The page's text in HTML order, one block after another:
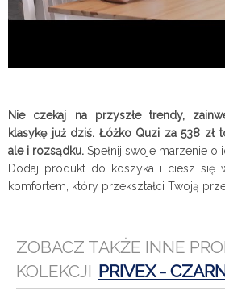
Nie czekaj na przyszłe trendy,
klasykę już dziś. Łóżko Quzi za 538 zł
ale i rozsądku. Spełnij swoje marzenie o
Dodaj produkt do koszyka i ciesz się
komfortem, który przekształci Twoją
ZOBACZ TAKŻE INNE
KOLEKCJI PRIVEX -